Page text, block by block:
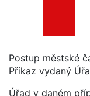
Postup městské
Příkaz vydaný
Úřad v daném